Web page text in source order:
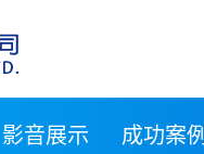
影音展示 成功案例